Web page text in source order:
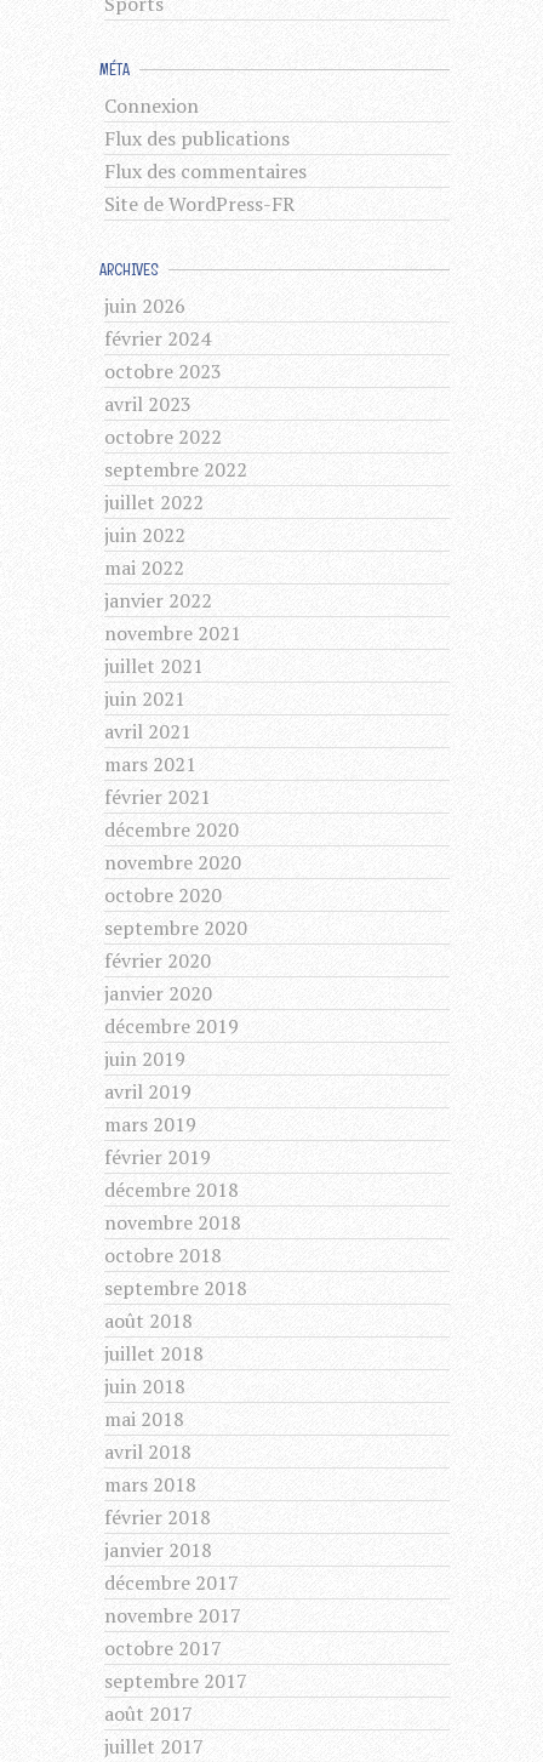
MÉTA
Connexion
Flux des publications
Flux des commentaires
Site de WordPress-FR
ARCHIVES
juin 2026
février 2024
octobre 2023
avril 2023
octobre 2022
septembre 2022
juillet 2022
juin 2022
mai 2022
janvier 2022
novembre 2021
juillet 2021
juin 2021
avril 2021
mars 2021
février 2021
décembre 2020
novembre 2020
octobre 2020
septembre 2020
février 2020
janvier 2020
décembre 2019
juin 2019
avril 2019
mars 2019
février 2019
décembre 2018
novembre 2018
octobre 2018
septembre 2018
août 2018
juillet 2018
juin 2018
mai 2018
avril 2018
mars 2018
février 2018
janvier 2018
décembre 2017
novembre 2017
octobre 2017
septembre 2017
août 2017
juillet 2017